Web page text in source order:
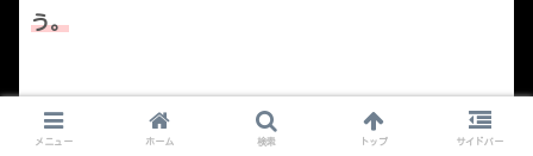
う。
問１ 代理トニック 問２
代理サブドミナン
ト問３ ドミナント
メニュー ホーム 検索 トップ サイドバー